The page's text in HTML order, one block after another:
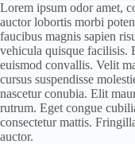
Lorem ipsum odor amet,
auctor lobortis morbi
faucibus magnis sapien
vehicula quisque facilisis.
euismod convallis. Velit
cursus suspendisse
nascetur conubia. Elit
rutrum. Eget congue
consectetur mattis.
auctor.